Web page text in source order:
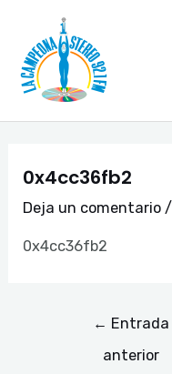
contenido
0x4cc36fb2
Deja un comentario /
0x4cc36fb2
de
entradas
← Entrada
anterior